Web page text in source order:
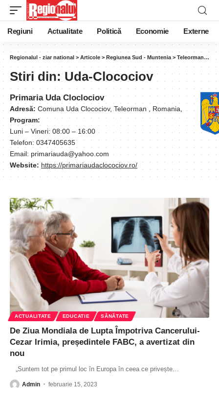
Regiuni Actualitate Politică Economie Externe
Regionalul - ziar national > Articole > Regiunea Sud - Muntenia > Teleorman>
Stiri din:Uda-Clocociov
Primaria Uda Cloclociov
Adresă: Comuna Uda Clocociov, Teleorman , Romania,
Program:
Luni – Vineri: 08:00 – 16:00
Telefon: 0347405635
Email: primariauda@yahoo.com
Website: https://primariaudaclocociov.ro/
ACTUALITATE EDUCATIE SĂNĂTATE
De Ziua Mondiala de Lupta Împotriva Cancerului-
Cezar Irimia, președintele FABC, a avertizat din
nou
„Suntem tot pe primul loc în Europa în ceea ce privește
Admin februarie 15, 2023